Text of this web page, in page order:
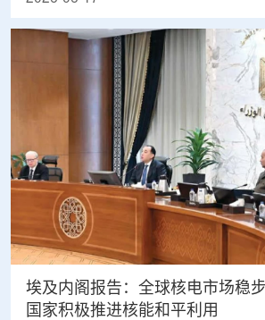
埃及内阁报告：全球核电市场稳
国家积极推进核能和平利用